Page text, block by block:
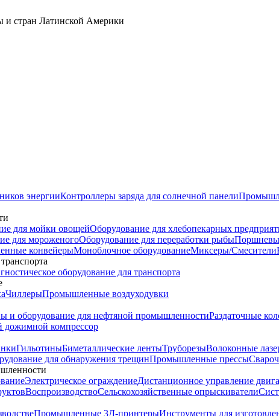
стран Латинской Америки
энергииКонтроллеры заряда для солнечной панели
для мойки овощейОборудование для хлебопекарных
для мороженогоОборудование для переработки рыбы
конвейерыМоноблочное оборудованиеМиксеры/Смесители
оборудование для транспорта
ЧиллерыПромышленные воздуходувки
и оборудование для нефтяной промышленностиРаздаточные
дожимной компрессор
ГильотиныБиметаллические лентыТруборезыВолоконные
для обнаружения трещинПромышленные прессы
Электрическое ограждениеДистанционное управление
ВоспроизводствоСельскохозяйственные опрыскиватели
Промышленные 3Д-принтерыИнструменты для